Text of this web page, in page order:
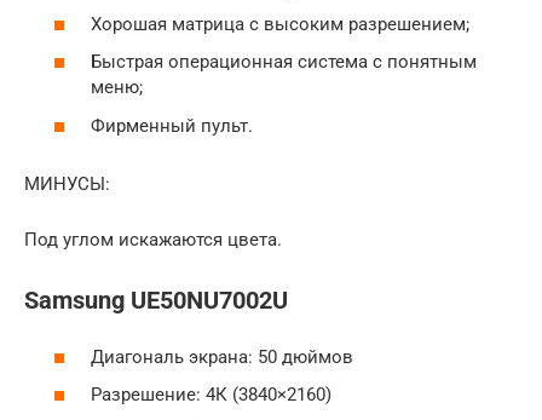
Хорошая матрица с высоким разрешением;
Быстрая операционная система с понятным
меню;
Фирменный пульт.
МИНУСЫ:
Под углом искажаются цвета.
Samsung UE50NU7002U
Диагональ экрана: 50 дюймов
Разрешение: 4К (3840×2160)